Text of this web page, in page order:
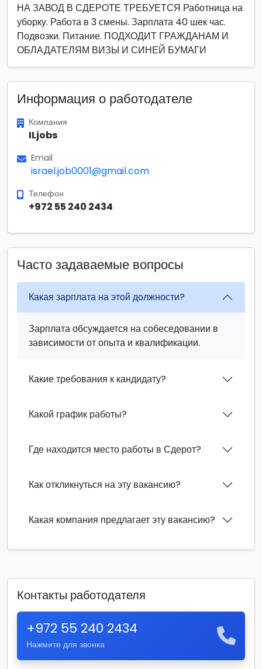
НА ЗАВОД В СДЕРОТЕ ТРЕБУЕТСЯ Работница на
уборку. Работа в 3 смены. Зарплата 40 шек час.
Подвозки. Питание. ПОДХОДИТ ГРАЖДАНАМ И
ОБЛАДАТЕЛЯМ ВИЗЫ И СИНЕЙ БУМАГИ
Информация о работодателе
Компания
ILjobs
Email
israel.job0001@gmail.com
Телефон
+972 55 240 2434
Часто задаваемые вопросы
Какая зарплата на этой должности?
Зарплата обсуждается на собеседовании в
зависимости от опыта и квалификации.
Какие требования к кандидату?
Какой график работы?
Где находится место работы в Сдерот?
Как откликнуться на эту вакансию?
Какая компания предлагает эту вакансию?
Контакты работодателя
+972 55 240 2434
Нажмите для звонка